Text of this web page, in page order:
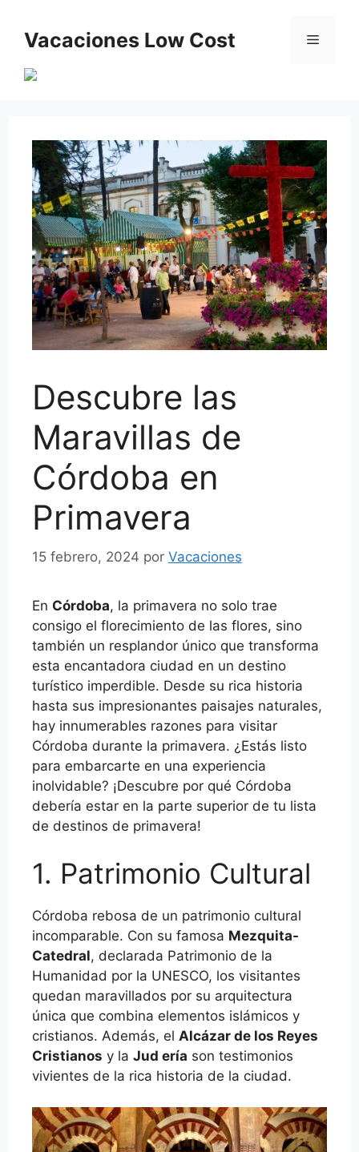
contenido
Vacaciones Low Cost Menú
Descubre las
Maravillas de
Córdoba en
Primavera
15 febrero, 2024 por Vacaciones
En Córdoba, la primavera no solo trae
consigo el florecimiento de las flores, sino
también un resplandor único que transforma
esta encantadora ciudad en un destino
turístico imperdible. Desde su rica historia
hasta sus impresionantes paisajes naturales,
hay innumerables razones para visitar
Córdoba durante la primavera. ¿Estás listo
para embarcarte en una experiencia
inolvidable? ¡Descubre por qué Córdoba
debería estar en la parte superior de tu lista
de destinos de primavera!
1. Patrimonio Cultural
Córdoba rebosa de un patrimonio cultural
incomparable. Con su famosa Mezquita-
Catedral, declarada Patrimonio de la
Humanidad por la UNESCO, los visitantes
quedan maravillados por su arquitectura
única que combina elementos islámicos y
cristianos. Además, el Alcázar de los Reyes
Cristianos y la Jud ería son testimonios
vivientes de la rica historia de la ciudad.